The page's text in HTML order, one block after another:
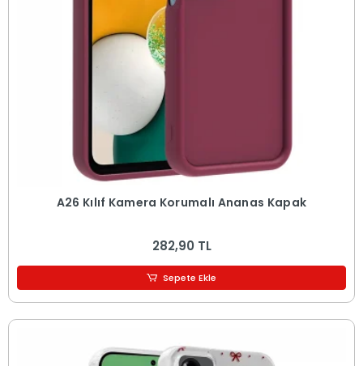
A26 Kılıf Kamera Korumalı Ananas Kapak
282,90 TL
Sepete Ekle